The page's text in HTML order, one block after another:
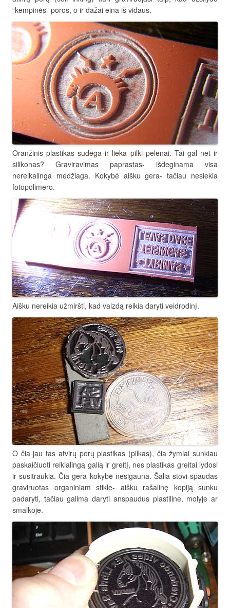
“kempinės” poros, o ir dažai eina iš vidaus.
Oranžinis plastikas sudega ir lieka pilki pelenai. Tai gal net ir
silikonas? Graviravimas paprastas- išdeginama visa
nereikalinga medžiaga. Kokybė aišku gera- tačiau nesiekia
fotopolimero.
Aišku nereikia užmiršti, kad vaizdą reikia daryti veidrodinį.
O čia jau tas atvirų porų plastikas (pilkas), čia žymiai sunkiau
paskaičiuoti reikialingą galią ir greitį, nes plastikas greitai lydosi
ir susitraukia. Čia gera kokybė nesigauna. Šalia stovi spaudas
graviruotas organiniam stikle- aišku rašalinę kopiją sunku
padaryti, tačiau galima daryti anspaudus plastiline, molyje ar
smalkoje.